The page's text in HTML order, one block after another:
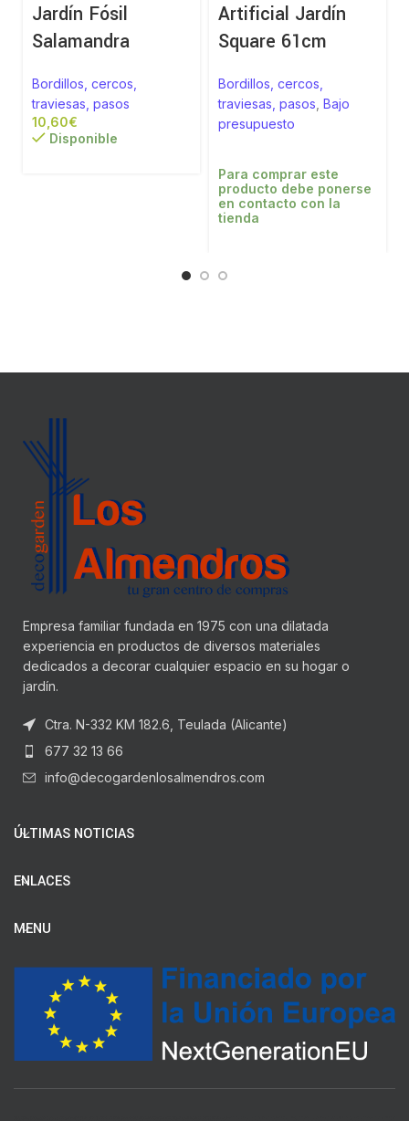
Jardín Fósil
Salamandra
Bordillos, cercos,
traviesas, pasos
€
Disponible
Artificial Jardín
Square 61cm
Bordillos, cercos,
traviesas, pasos Bajo
presupuesto
Para comprar este
producto debe ponerse
en contacto con la
tienda
Empresa familiar fundada en 1975 con una dilatada
experiencia en productos de diversos materiales
dedicados a decorar cualquier espacio en su hogar o
jardín.
Ctra. N-332 KM 182.6, Teulada (Alicante)
677 32 13 66
info@decogardenlosalmendros.com
ÚLTIMAS NOTICIAS
ENLACES
MENU